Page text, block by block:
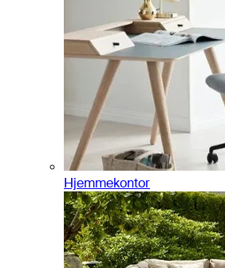
Hjemmekontor